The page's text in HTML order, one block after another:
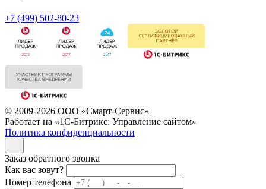
+7 (499) 502-80-23
© 2009-2026 ООО «Смарт-Сервис»
Работает на «1С-Битрикс: Управление сайтом»
Политика конфиденциальности
Заказ обратного звонка
Как вас зовут?
Номер телефона